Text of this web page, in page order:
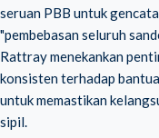
seruan PBB untuk
"pembebasan seluruh
Rattray menekankan
konsisten terhadap
untuk memastikan
sipil.